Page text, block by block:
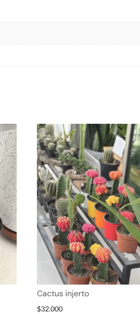
Cactus injerto
$32.000